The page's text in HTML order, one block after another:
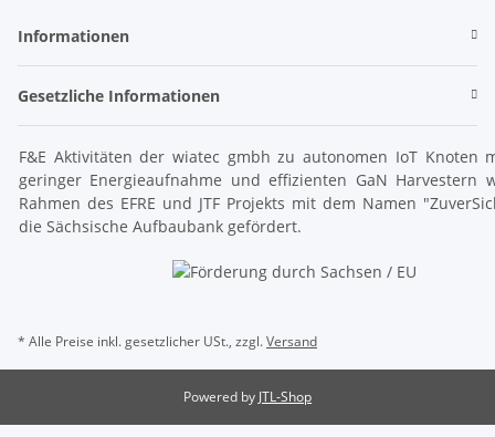
Informationen
Gesetzliche Informationen
F&E Aktivitäten der wiatec gmbh zu autonomen IoT Knoten
geringer Energieaufnahme und effizienten GaN Harvestern
Rahmen des EFRE und JTF Projekts mit dem Namen
die Sächsische Aufbaubank gefördert.
* Alle Preise inkl. gesetzlicher USt., zzgl.Versand
Powered by JTL-Shop